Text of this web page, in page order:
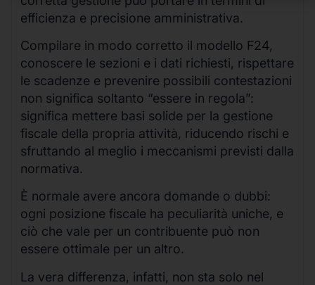
efficienza e precisione amministrativa.
Compilare in modo corretto il modello F24,
conoscere le sezioni e i dati richiesti, rispettare
le scadenze e prevenire possibili contestazioni
non significa soltanto “essere in regola”:
significa mettere basi solide per la gestione
fiscale della propria attività, riducendo rischi e
sfruttando al meglio i meccanismi previsti dalla
normativa.
È normale avere ancora domande o dubbi:
ogni posizione fiscale ha peculiarità uniche, e
ciò che vale per un contribuente può non
essere ottimale per un altro.
La vera differenza, infatti, non sta solo nel